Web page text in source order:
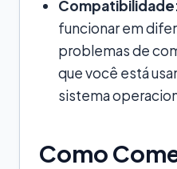
funcionar em
problemas de
que você está
sistema
Como